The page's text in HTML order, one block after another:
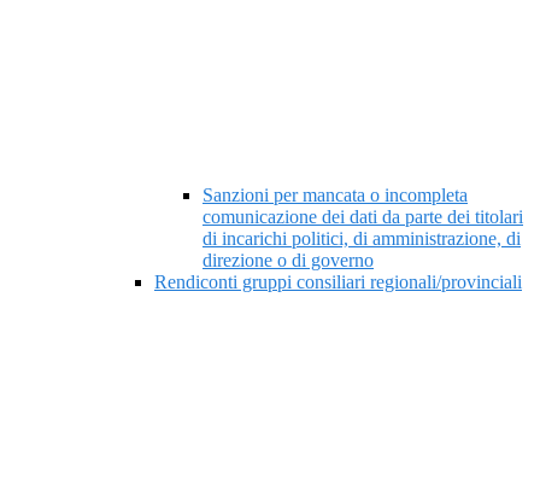
Sanzioni per mancata o incompleta
comunicazione dei dati da parte dei titolari
di incarichi politici, di amministrazione, di
direzione o di governo
Rendiconti gruppi consiliari regionali/provinciali